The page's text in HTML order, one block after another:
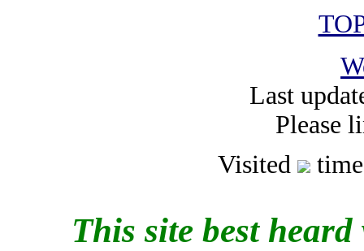
Last
Please
Visited
This site best